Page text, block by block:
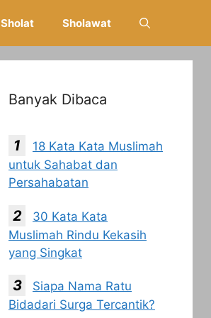
Sholat Sholawat
Banyak Dibaca
18 Kata Kata Muslimah
untuk Sahabat dan
Persahabatan
30 Kata Kata
Muslimah Rindu Kekasih
yang Singkat
Siapa Nama Ratu
Bidadari Surga Tercantik?